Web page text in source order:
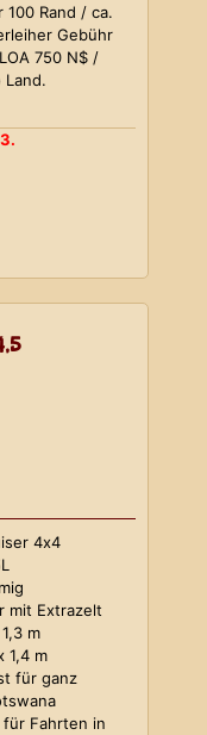
Rand / ca.
Gebühr
750 N$ /
Land.
4x4
mit Extrazelt
m
1,4 m
für ganz
Fahrten in